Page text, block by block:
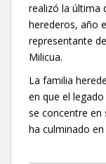
realizó la última
herederos, año
representante
Milicua.
La familia
en que el
se concentre en
ha culminado